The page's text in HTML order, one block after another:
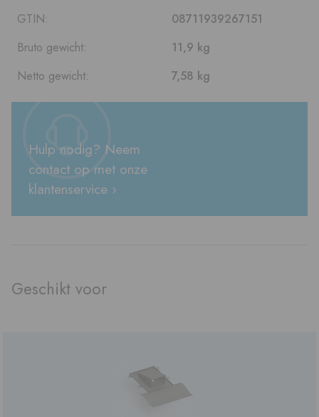
GTIN:
08711939267151
Bruto gewicht:
11,9 kg
Netto gewicht:
7,58 kg
Hulp nodig? Neem
contact op met onze
klantenservice ›
Geschikt voor